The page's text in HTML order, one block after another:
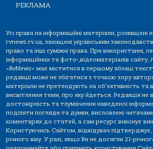
РЕКЛАМА
Усі права на інформаційні матеріали, розміщені
rvnews.rv.ua, захищені українським
право та інші суміжні права. При використанні,
інформаційних та фото-,відеоматеріалів сайту,
«RvNews» має міститися в першому абзаці
редакції може не збігатися з точкою зору
матеріали не претендують на об'єктивність та
висвітлення теми, про яку йдеться. Редакція не
достовірність та тлумачення наведеної
поділяти погляди та думки, висловлені
коментарях до статей, а сам ресурс виконує
Користуючись Сайтом, відвідувач
річного віку. У разі, якщо Ви не досягли 21-